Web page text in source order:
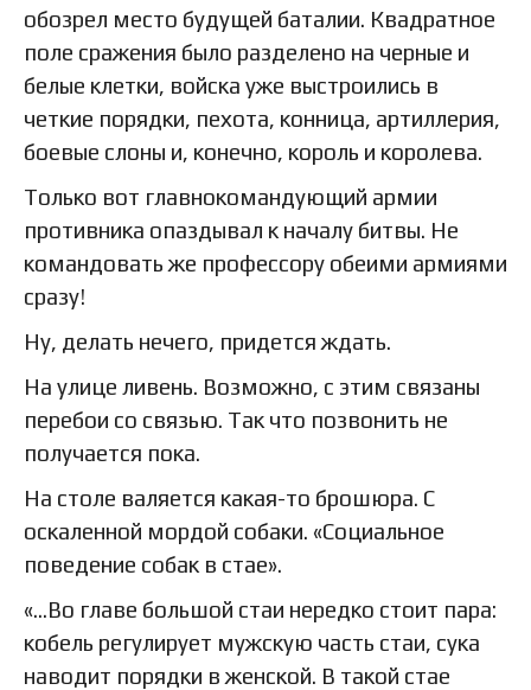
обозрел место будущей баталии. Квадратное
поле сражения было разделено на черные и
белые клетки, войска уже выстроились в
четкие порядки, пехота, конница, артиллерия,
боевые слоны и, конечно, король и королева.
Только вот главнокомандующий армии
противника опаздывал к началу битвы. Не
командовать же профессору обеими армиями
сразу!
Ну, делать нечего, придется ждать.
На улице ливень. Возможно, с этим связаны
перебои со связью. Так что позвонить не
получается пока.
На столе валяется какая-то брошюра. С
оскаленной мордой собаки. «Социальное
поведение собак в стае».
«…Во главе большой стаи нередко стоит пара:
кобель регулирует мужскую часть стаи, сука
наводит порядки в женской. В такой стае